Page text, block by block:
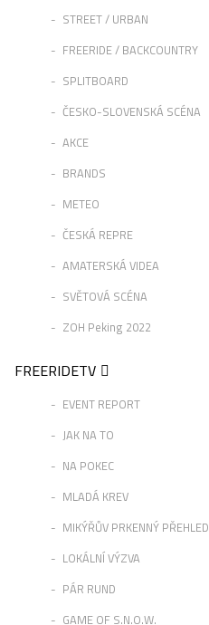
STREET / URBAN
FREERIDE / BACKCOUNTRY
SPLITBOARD
ČESKO-SLOVENSKÁ SCÉNA
AKCE
BRANDS
METEO
ČESKÁ REPRE
AMATERSKÁ VIDEA
SVĚTOVÁ SCÉNA
ZOH Peking 2022
FREERIDETV
EVENT REPORT
JAK NA TO
NA POKEC
MLADÁ KREV
MIKÝŘŮV PRKENNÝ PŘEHLED
LOKÁLNÍ VÝZVA
PÁR RUND
GAME OF S.N.O.W.